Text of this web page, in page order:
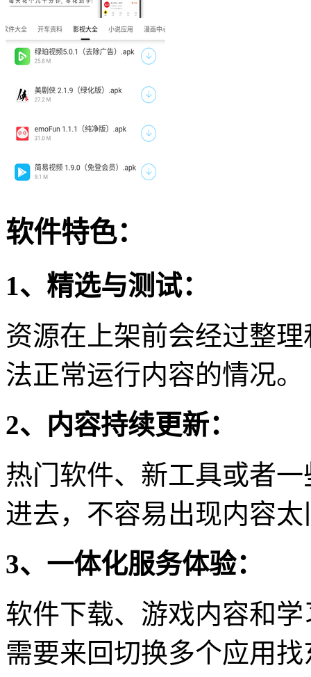
软件特色：
1、精选与测试：
资源在上架前会经过整
法正常运行内容的情况。
2、内容持续更新：
热门软件、新工具或者
进去，不容易出现内容
3、一体化服务体验：
软件下载、游戏内容和
需要来回切换多个应用